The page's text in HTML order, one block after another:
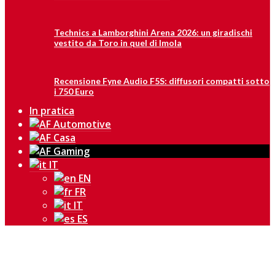
Technics a Lamborghini Arena 2026: un giradischi
vestito da Toro in quel di Imola
Recensione Fyne Audio F5S: diffusori compatti sotto
i 750 Euro
In pratica
IT
EN
FR
IT
ES